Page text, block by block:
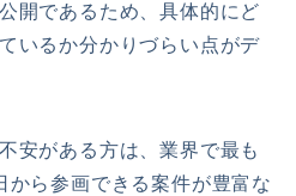
開であるため、具体的にど
いるか分かりづらい点がデ
安がある方は、業界で最も
から参画できる案件が豊富な